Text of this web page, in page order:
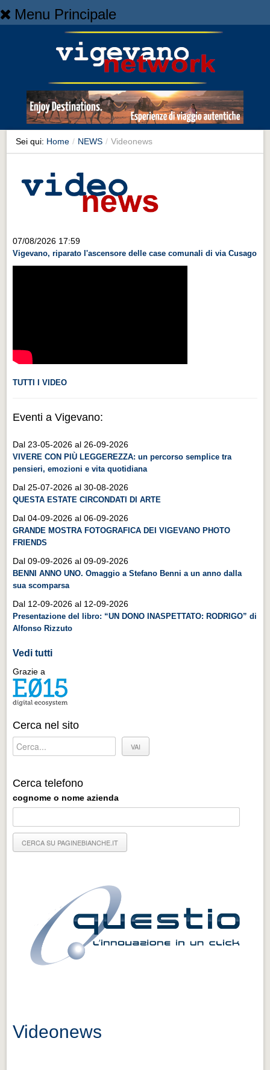
Menu Principale
NEWS
Cronaca
Cronaca
Artes et Artificia
Territorio
Territorio
CHI SIAMO
CHI SIAMO
CITTÀ
Guida turistica rapida
Guida turistica rapida
Musica e teatro
Musica e teatro
Distretto industriale
Distretto industriale
Muoversi a Vigevano
Muoversi a Vigevano
Cultura e turismo 4.0
Cultura e turismo 4.0
PROGETTI
PROGETTI
Progetti Aperti
Progetti Realizzati
EVENTI
Eventi Vigevano
Sei qui: Home / NEWS / Videonews
07/08/2026 17:59
Vigevano, riparato l'ascensore delle case comunali di via Cusago
TUTTI I VIDEO
Eventi a Vigevano:
Dal 23-05-2026 al 26-09-2026
VIVERE CON PIÙ LEGGEREZZA: un percorso semplice tra
pensieri, emozioni e vita quotidiana
Dal 25-07-2026 al 30-08-2026
QUESTA ESTATE CIRCONDATI DI ARTE
Dal 04-09-2026 al 06-09-2026
GRANDE MOSTRA FOTOGRAFICA DEI VIGEVANO PHOTO
FRIENDS
Dal 09-09-2026 al 09-09-2026
BENNI ANNO UNO. Omaggio a Stefano Benni a un anno dalla
sua scomparsa
Dal 12-09-2026 al 12-09-2026
Presentazione del libro: “UN DONO INASPETTATO: RODRIGO” di
Alfonso Rizzuto
Vedi tutti
Grazie a
Cerca nel sito
Cerca telefono
cognome o nome azienda
Videonews